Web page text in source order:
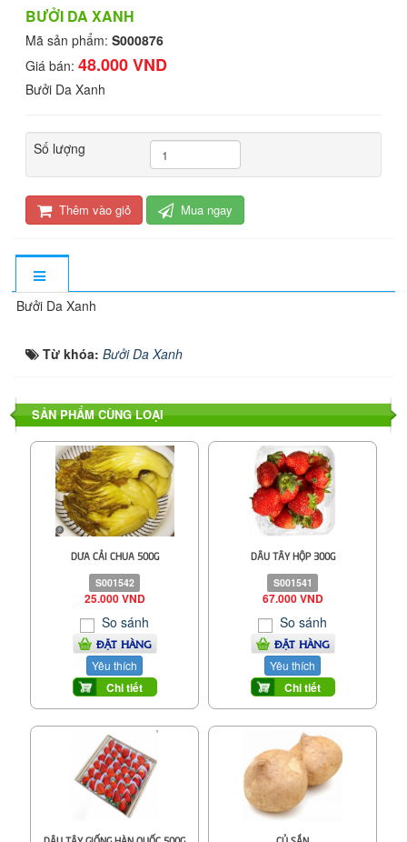
BƯỞI DA XANH
Mã sản phẩm: S000876
Giá bán: 48.000 VND
Bưởi Da Xanh
Số lượng
Thêm vào giỏ Mua ngay
Bưởi Da Xanh
Từ khóa: Bưởi Da Xanh
SẢN PHẨM CÙNG LOẠI
DƯA CẢI CHUA 500G
S001542
25.000 VND
So sánh
ĐẶT HÀNG
Yêu thích
Chi tiết
DÂU TÂY HỘP 300G
S001541
67.000 VND
So sánh
ĐẶT HÀNG
Yêu thích
Chi tiết